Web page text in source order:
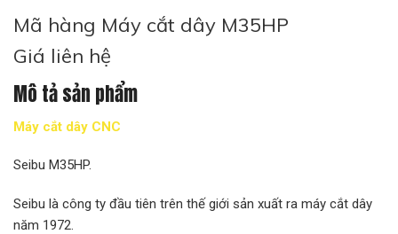
Mã hàng Máy cắt dây M35HP
Giá liên hệ
Mô tả sản phẩm
Máy cắt dây CNC
Seibu M35HP.
Seibu là công ty đầu tiên trên thế giới sản xuất ra máy cắt dây
năm 1972.